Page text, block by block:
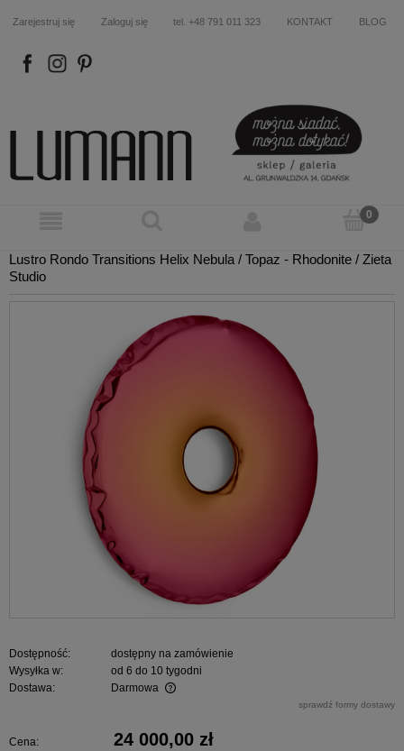
Zarejestruj się Zaloguj się tel. +48 791 011 323 KONTAKT BLOG
FB IN P
Lustro Rondo Transitions Helix Nebula / Topaz - Rhodonite / Zieta
Studio
Dostępność:
dostępny na zamówienie
Wysyłka w:
od 6 do 10 tygodni
Dostawa:
Darmowa
sprawdź formy dostawy
Cena: 24 000,00 zł